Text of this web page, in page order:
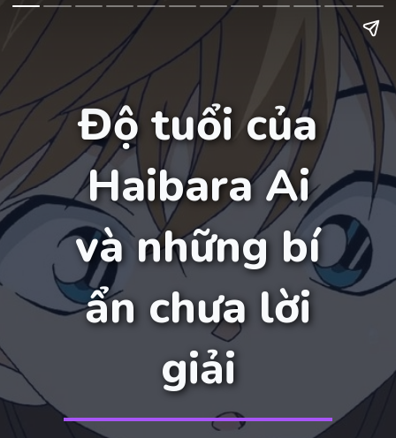
Độ tuổi của
Haibara Ai
và những bí
ẩn chưa lời
giải